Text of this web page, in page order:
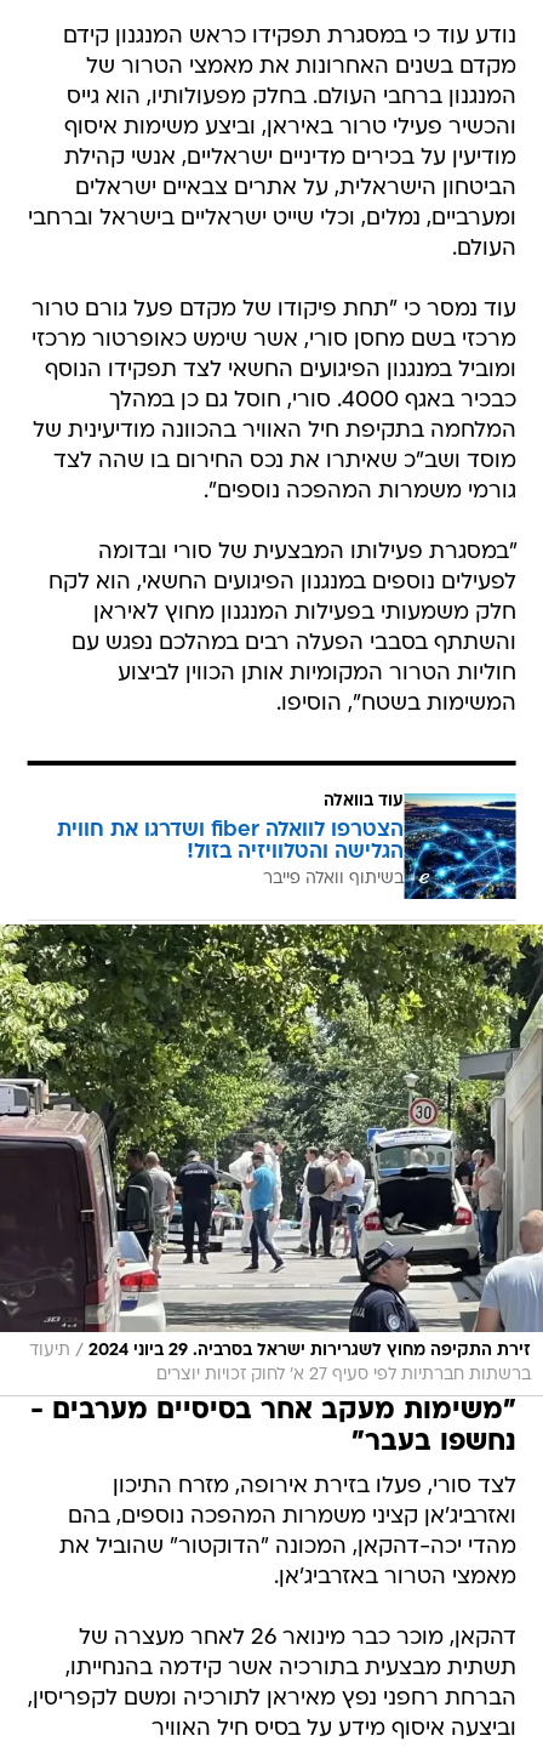
נודע עוד כי במסגרת תפקידו כראש המנגנון קידם
מקדם בשנים האחרונות את מאמצי הטרור של
המנגנון ברחבי העולם. בחלק מפעולותיו, הוא גייס
והכשיר פעילי טרור באיראן, וביצע משימות איסוף
מודיעין על בכירים מדיניים ישראליים, אנשי קהילת
הביטחון הישראלית, על אתרים צבאיים ישראלים
ומערביים, נמלים, וכלי שייט ישראליים בישראל וברחבי
העולם.
עוד נמסר כי "תחת פיקודו של מקדם פעל גורם טרור
מרכזי בשם מחסן סורי, אשר שימש כאופרטור מרכזי
ומוביל במנגנון הפיגועים החשאי לצד תפקידו הנוסף
כבכיר באגף 4000. סורי, חוסל גם כן במהלך
המלחמה בתקיפת חיל האוויר בהכוונה מודיעינית של
מוסד ושב"כ שאיתרו את נכס החירום בו שהה לצד
גורמי משמרות המהפכה נוספים".
"במסגרת פעילותו המבצעית של סורי ובדומה
לפעילים נוספים במנגנון הפיגועים החשאי, הוא לקח
חלק משמעותי בפעילות המנגנון מחוץ לאיראן
והשתתף בסבבי הפעלה רבים במהלכם נפגש עם
חוליות הטרור המקומיות אותן הכווין לביצוע
המשימות בשטח", הוסיפו.
עוד בוואלה
הצטרפו לוואלה fiber ושדרגו את חווית
הגלישה והטלוויזיה בזול!
בשיתוף וואלה פייבר
זירת התקיפה מחוץ לשגרירות ישראל בסרביה. 29 ביוני 2024 / תיעוד
ברשתות חברתיות לפי סעיף 27 א' לחוק זכויות יוצרים
"משימות מעקב אחר בסיסיים מערבים -
נחשפו בעבר"
לצד סורי, פעלו בזירת אירופה, מזרח התיכון
ואזרביג'אן קציני משמרות המהפכה נוספים, בהם
מהדי יכה-דהקאן, המכונה "הדוקטור" שהוביל את
מאמצי הטרור באזרביג'אן.
דהקאן, מוכר כבר מינואר 26 לאחר מעצרה של
תשתית מבצעית בתורכיה אשר קידמה בהנחייתו,
הברחת רחפני נפץ מאיראן לתורכיה ומשם לקפריסין,
וביצעה איסוף מידע על בסיס חיל האוויר